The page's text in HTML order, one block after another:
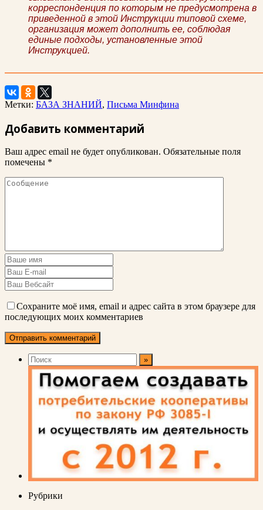
корреспонденция по которым не предусмотрена в
приведенной в этой Инструкции типовой схеме,
организация может дополнить ее, соблюдая
единые подходы, установленные этой
Инструкцией.
Метки: БАЗА ЗНАНИЙ, Письма Минфина
Добавить комментарий
Ваш адрес email не будет опубликован. Обязательные поля
помечены *
Сохраните моё имя, email и адрес сайта в этом браузере для
последующих моих комментариев
Рубрики